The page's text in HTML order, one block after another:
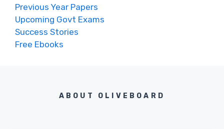
Previous Year Papers
Upcoming Govt Exams
Success Stories
Free Ebooks
ABOUT OLIVEBOARD